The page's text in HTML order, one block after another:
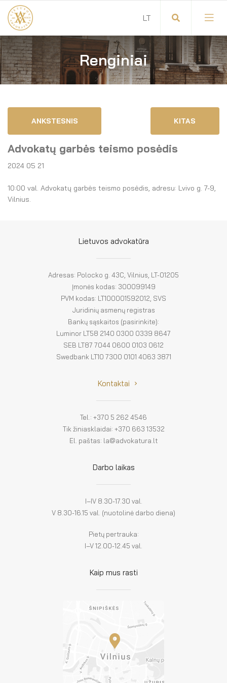
Visuotinis advokatų susirinkimas
Advokatų tarybos pirmininkas
Advokatų taryba
Komitetai
Garbės teismas
Savitarna
Savivaldos teisės aktai
Dokumentų atmintinė
DE
FR
Renginiai
ANKSTESNIS KITAS
Advokatų garbės teismo posėdis
2024 05 21
10:00 val. Advokatų garbės teismo posėdis, adresu: Lvivo g. 7-9,
Vilnius.
Lietuvos advokatūra
Adresas: Polocko g. 43C, Vilnius, LT-01205
Įmonės kodas: 300099149
PVM kodas: LT100001592012, SVS
Juridinių asmenų registras
Bankų sąskaitos (pasirinkite):
Luminor LT58 2140 0300 0339 8647
SEB LT87 7044 0600 0103 0612
Swedbank LT10 7300 0101 4063 3871
Kontaktai
Tel.: +370 5 262 4546
Tik žiniasklaidai: +370 663 13532
El. paštas: la@advokatura.lt
Darbo laikas
I–IV 8.30-17.30 val.
V 8.30-16.15 val. (nuotolinė darbo diena)
Pietų pertrauka:
I–V 12.00-12.45 val.
Kaip mus rasti